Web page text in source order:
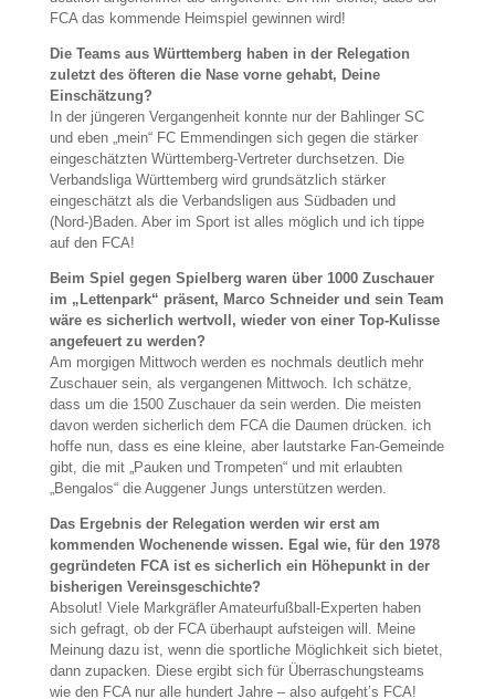
FCA das kommende Heimspiel gewinnen wird!
Die Teams aus Württemberg haben in der Relegation
zuletzt des öfteren die Nase vorne gehabt, Deine
Einschätzung?
In der jüngeren Vergangenheit konnte nur der Bahlinger SC
und eben „mein“ FC Emmendingen sich gegen die stärker
eingeschätzten Württemberg-Vertreter durchsetzen. Die
Verbandsliga Württemberg wird grundsätzlich stärker
eingeschätzt als die Verbandsligen aus Südbaden und
(Nord-)Baden. Aber im Sport ist alles möglich und ich tippe
auf den FCA!
Beim Spiel gegen Spielberg waren über 1000 Zuschauer
im „Lettenpark“ präsent, Marco Schneider und sein Team
wäre es sicherlich wertvoll, wieder von einer Top-Kulisse
angefeuert zu werden?
Am morgigen Mittwoch werden es nochmals deutlich mehr
Zuschauer sein, als vergangenen Mittwoch. Ich schätze,
dass um die 1500 Zuschauer da sein werden. Die meisten
davon werden sicherlich dem FCA die Daumen drücken. ich
hoffe nun, dass es eine kleine, aber lautstarke Fan-Gemeinde
gibt, die mit „Pauken und Trompeten“ und mit erlaubten
„Bengalos“ die Auggener Jungs unterstützen werden.
Das Ergebnis der Relegation werden wir erst am
kommenden Wochenende wissen. Egal wie, für den 1978
gegründeten FCA ist es sicherlich ein Höhepunkt in der
bisherigen Vereinsgeschichte?
Absolut! Viele Markgräfler Amateurfußball-Experten haben
sich gefragt, ob der FCA überhaupt aufsteigen will. Meine
Meinung dazu ist, wenn die sportliche Möglichkeit sich bietet,
dann zupacken. Diese ergibt sich für Überraschungsteams
wie den FCA nur alle hundert Jahre – also aufgeht’s FCA!